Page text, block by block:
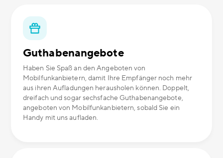
Guthabenangebote
Haben Sie Spaß an den Angeboten von
Mobilfunkanbietern, damit Ihre Empfänger noch mehr
aus ihren Aufladungen herausholen können. Doppelt,
dreifach und sogar sechsfache Guthabenangebote,
angeboten von Mobilfunkanbietern, sobald Sie ein
Handy mit uns aufladen.